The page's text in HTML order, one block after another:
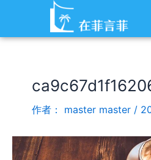
内
作者： master master /
Post
navigation